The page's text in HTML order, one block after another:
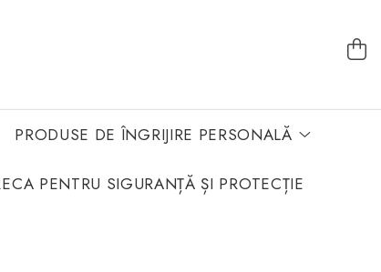
PRODUSE DE ÎNGRIJIRE PERSONALĂ
PENTRU SIGURANȚĂ ȘI PROTECȚIE